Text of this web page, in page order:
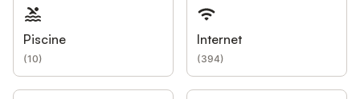
Piscine
(10)
Internet
(394)